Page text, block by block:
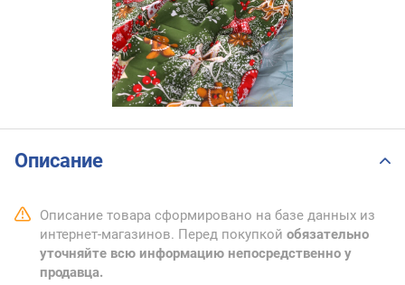
Описание
Описание товара сформировано на базе данных из
интернет-магазинов. Перед покупкой обязательно
уточняйте всю информацию непосредственно у
продавца.